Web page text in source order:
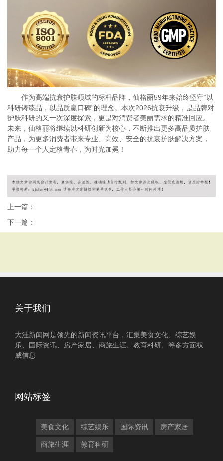
作为高端抗衰护肤领域的标杆品牌，仙格丽59年来始终坚守“以
科研铸臻品，以品质赢口碑”的理念。本次2026抗衰升级，是品牌对
护肤科研的又一次深度探索，更是对消费者美丽需求的精准回应。
未来，仙格丽将继续以科研创新为核心，不断推出更多高品质护肤
产品，为更多消费者带来专业、高效、安全的抗衰护肤解决方案，
助力每一个人定格青春，为时光加冕！
上一篇：
下一篇：
关于我们
大洼新闻网是领先的新闻资讯平台，汇集美食文化、综艺娱
乐、国际资讯、房产家居、商旅生涯、教育科研、等多方面权
威信息
网站标签
美食文化 综艺娱乐 国际资讯 房产家居
商旅生涯 教育科研